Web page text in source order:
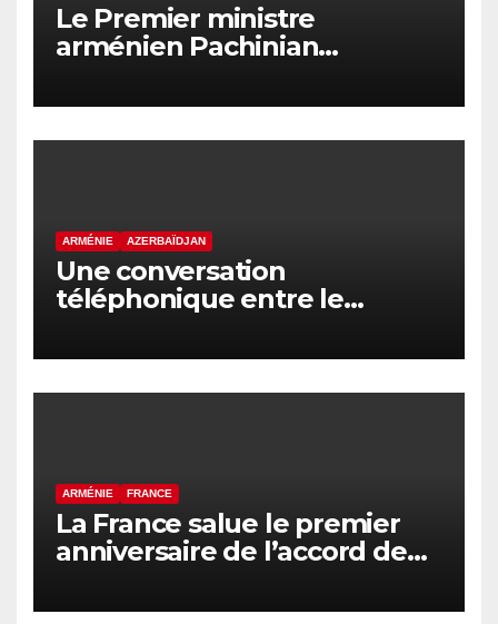
Le Premier ministre
arménien Pachinian
américain Trump
ARMÉNIE AZERBAÏDJAN
Une conversation
téléphonique entre le
et le Président
ARMÉNIE FRANCE
La France salue le premier
anniversaire de l’accord de
l’Azerbaïdjan